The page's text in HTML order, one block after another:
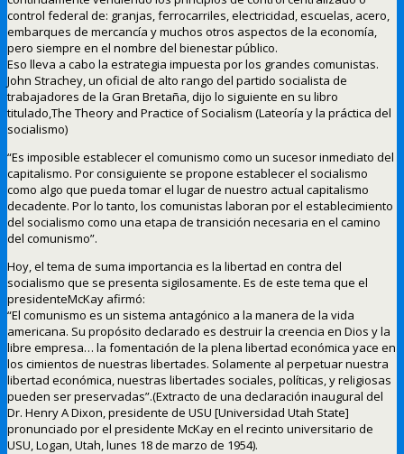
control federal de: granjas, ferrocarriles, electricidad, escuelas, acero,
embarques de mercancía y muchos otros aspectos de la economía,
pero siempre en el nombre del bienestar público.
Eso lleva a cabo la estrategia impuesta por los grandes comunistas.
John Strachey, un oficial de alto rango del partido socialista de
trabajadores de la Gran Bretaña, dijo lo siguiente en su libro
titulado,The Theory and Practice of Socialism (Lateoría y la práctica del
socialismo)
“Es imposible establecer el comunismo como un sucesor inmediato del
capitalismo. Por consiguiente se propone establecer el socialismo
como algo que pueda tomar el lugar de nuestro actual capitalismo
decadente. Por lo tanto, los comunistas laboran por el establecimiento
del socialismo como una etapa de transición necesaria en el camino
del comunismo”.
Hoy, el tema de suma importancia es la libertad en contra del
socialismo que se presenta sigilosamente. Es de este tema que el
presidenteMcKay afirmó:
“El comunismo es un sistema antagónico a la manera de la vida
americana. Su propósito declarado es destruir la creencia en Dios y la
libre empresa… la fomentación de la plena libertad económica yace en
los cimientos de nuestras libertades. Solamente al perpetuar nuestra
libertad económica, nuestras libertades sociales, políticas, y religiosas
pueden ser preservadas”.(Extracto de una declaración inaugural del
Dr. Henry A Dixon, presidente de USU [Universidad Utah State]
pronunciado por el presidente McKay en el recinto universitario de
USU, Logan, Utah, lunes 18 de marzo de 1954).